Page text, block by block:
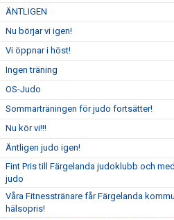
ÄNTLIGEN
Nu börjar vi igen!
Vi öppnar i höst!
Ingen träning
OS-Judo
Sommarträningen för judo fortsätter!
Nu kör vi!!!
Äntligen judo igen!
Fint Pris till Färgelanda judoklubb och
judo
Våra Fitnesstränare får Färgelanda
hälsopris!